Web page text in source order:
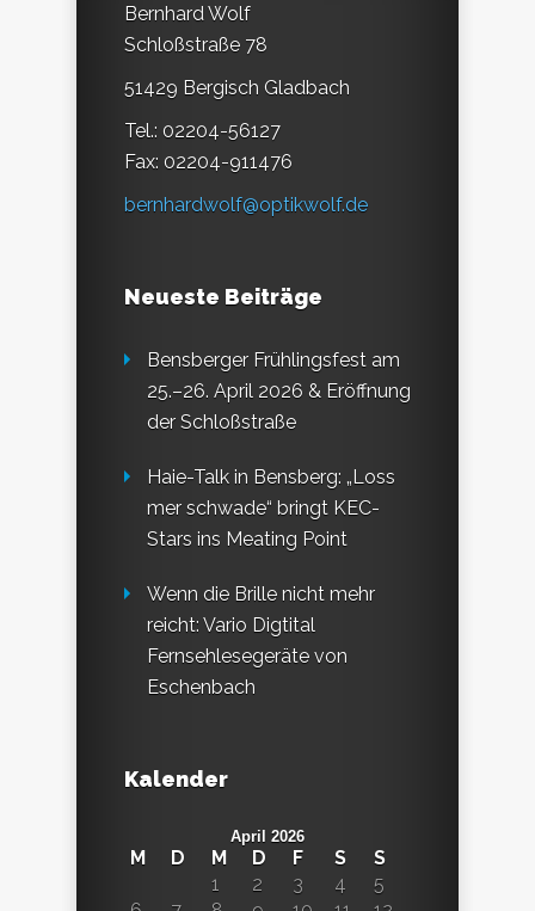
Bernhard Wolf
Schloßstraße 78
51429 Bergisch Gladbach
Tel.: 02204-56127
Fax: 02204-911476
bernhardwolf@optikwolf.de
Neueste Beiträge
Bensberger Frühlingsfest am
25.–26. April 2026 & Eröffnung
der Schloßstraße
Haie-Talk in Bensberg: „Loss
mer schwade“ bringt KEC-
Stars ins Meating Point
Wenn die Brille nicht mehr
reicht: Vario Digtital
Fernsehlesegeräte von
Eschenbach
Kalender
April 2026
M D M D F S
S
1
2 3 4
5